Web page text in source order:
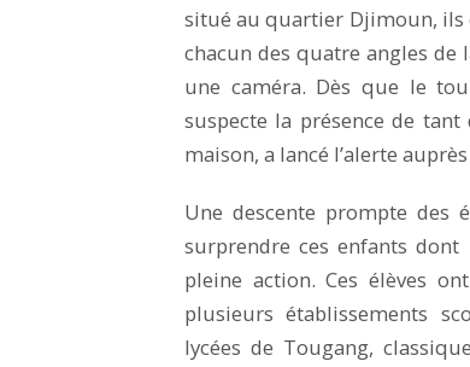
situé au quartier Djimoun, ils
chacun des quatre angles de
une caméra. Dès que le
suspecte la présence de
maison, a lancé l’alerte
Une descente prompte
surprendre ces enfants
pleine action. Ces élèves
plusieurs établissements
lycées de Tougang,